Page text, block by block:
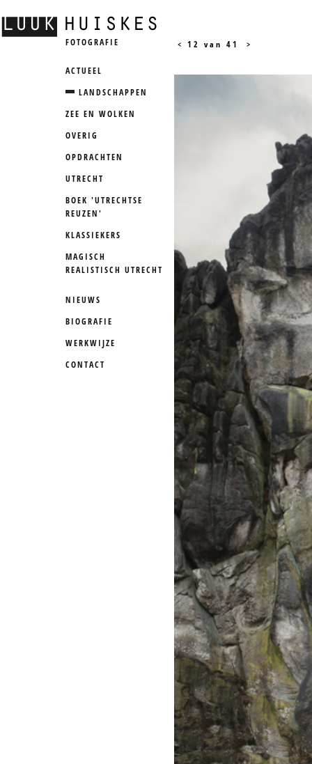
FOTOGRAFIE
ACTUEEL
LANDSCHAPPEN
ZEE EN WOLKEN
OVERIG
OPDRACHTEN
UTRECHT
BOEK 'UTRECHTSE
REUZEN'
KLASSIEKERS
MAGISCH
REALISTISCH UTRECHT
NIEUWS
BIOGRAFIE
WERKWIJZE
CONTACT
< 12 van 41 >